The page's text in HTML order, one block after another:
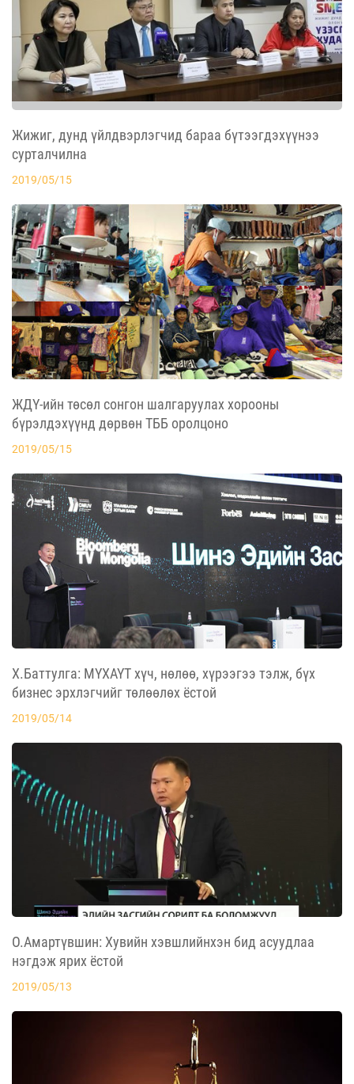
Жижиг, дунд үйлдвэрлэгчид бараа бүтээгдэхүүнээ
сурталчилна
2019/05/15
ЖДҮ-ийн төсөл сонгон шалгаруулах хорооны
бүрэлдэхүүнд дөрвөн ТББ оролцоно
2019/05/15
Х.Баттулга: МҮХАҮТ хүч, нөлөө, хүрээгээ тэлж, бүх
бизнес эрхлэгчийг төлөөлөх ёстой
2019/05/14
О.Амартүвшин: Хувийн хэвшлийнхэн бид асуудлаа
нэгдэж ярих ёстой
2019/05/13